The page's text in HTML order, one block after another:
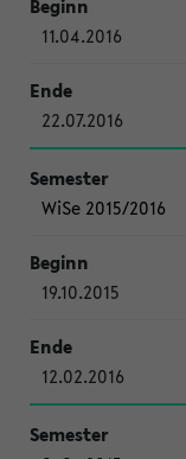
11.04.2016
22.07.2016
WiSe 2015/2016
19.10.2015
12.02.2016